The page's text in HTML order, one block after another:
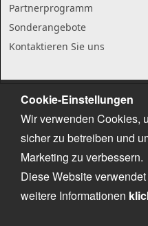
Partnerprogramm
Sonderangebote
Kontaktieren Sie uns
Cookie-Einstellungen
Wir verwenden Cookies,
sicher zu betreiben und
Marketing zu verbessern.
Diese Website
weitere Informationen